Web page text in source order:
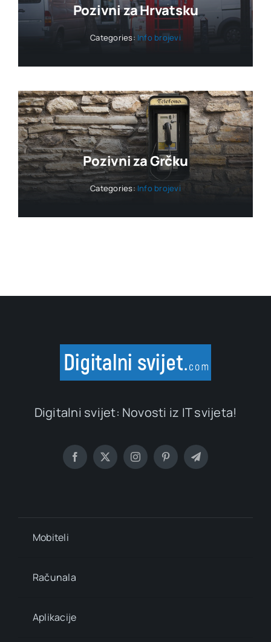
Pozivni za Hrvatsku
Categories: Info brojevi
Pozivni za Grčku
Categories: Info brojevi
Digitalni svijet: Novosti iz IT svijeta!
Mobiteli
Računala
Aplikacije